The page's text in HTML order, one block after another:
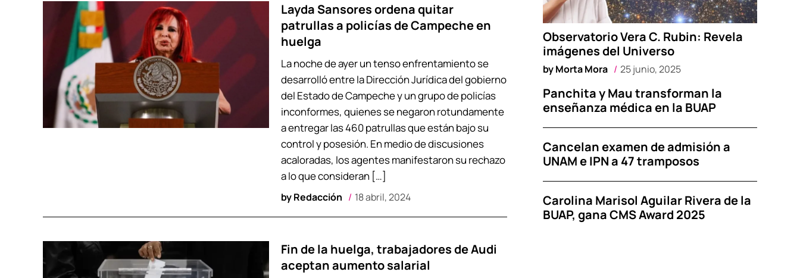
Layda Sansores ordena quitar
patrullas a policías de Campeche en
huelga
byRedacción 18 abril, 2024
La noche de ayer un tenso enfrentamiento se
desarrolló entre la Dirección Jurídica del gobierno
del Estado de Campeche y un grupo de policías
inconformes, quienes se negaron rotundamente
a entregar las 460 patrullas que están bajo su
control y posesión. En medio de discusiones
acaloradas, los agentes manifestaron su rechazo
a lo que consideran […]
Fin de la huelga, trabajadores de Audi
aceptan aumento salarial
Observatorio Vera C. Rubin: Revela
imágenes del Universo
byMorta Mora 25 junio, 2025
Panchita y Mau transforman la
enseñanza médica en la BUAP
Cancelan examen de admisión a
UNAM e IPN a 47 tramposos
Carolina Marisol Aguilar Rivera de la
BUAP, gana CMS Award 2025